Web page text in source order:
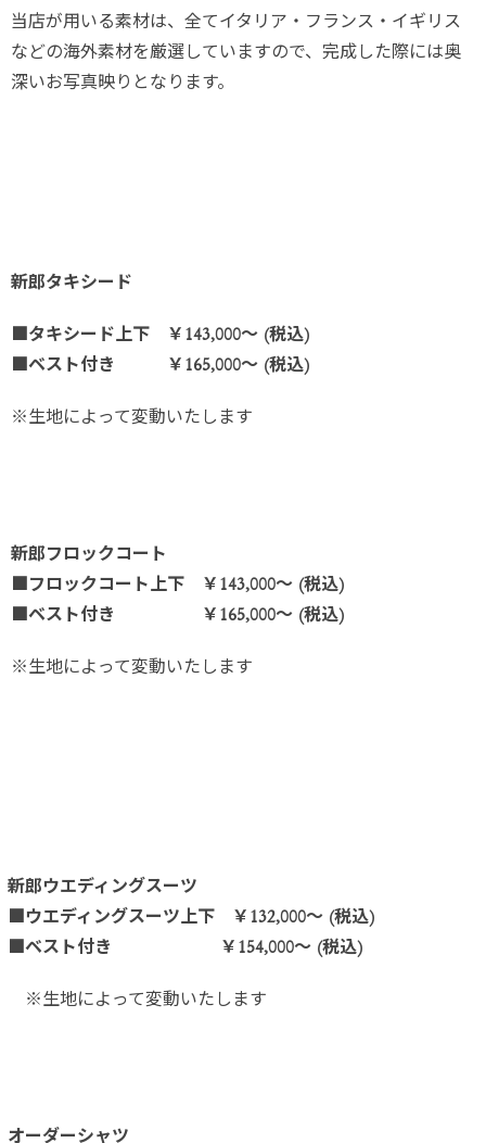
当店が用いる素材は、全てイタリア・フランス・イギリス
などの海外素材を厳選していますので、完成した際には奥
深いお写真映りとなります。
新郎タキシード
■タキシード上下 ￥143,000～ (税込)
■ベスト付き ￥165,000～ (税込)
※生地によって変動いたします
新郎フロックコート
■フロックコート上下 ￥143,000～ (税込)
■ベスト付き ￥165,000～ (税込)
※生地によって変動いたします
新郎ウエディングスーツ
■ウエディングスーツ上下 ￥132,000～ (税込)
■ベスト付き ￥154,000～ (税込)
※生地によって変動いたします
オーダーシャツ